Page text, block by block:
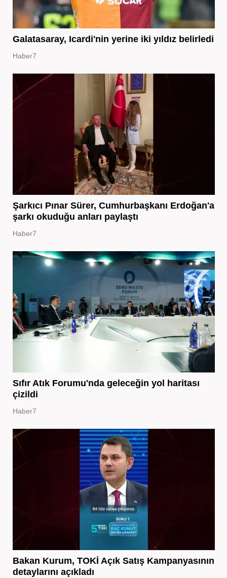
Galatasaray, Icardi'nin yerine iki yıldız belirledi
Haber7
Şarkıcı Pınar Sürer, Cumhurbaşkanı Erdoğan'a
şarkı okuduğu anları paylaştı
Haber7
Sıfır Atık Forumu'nda geleceğin yol haritası
çizildi
Haber7
Bakan Kurum, TOKİ Açık Satış Kampanyasının
detaylarını açıkladı